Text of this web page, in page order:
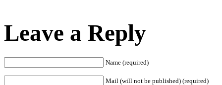
Leave a Reply
Name (required)
Mail (will not be published) (required)